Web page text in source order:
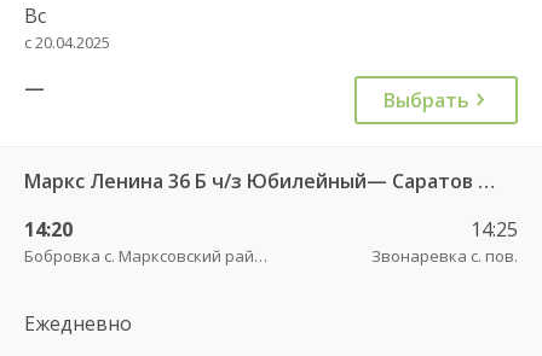
Вс
с 20.04.2025
— Выбрать
Маркс Ленина 36 Б ч/з Юбилейный— Саратов АВ Центральный (ул им Пугачева 179 А)
14:20
Бобровка с. Марксовский район пов.
14:25
Звонаревка с. пов.
Ежедневно